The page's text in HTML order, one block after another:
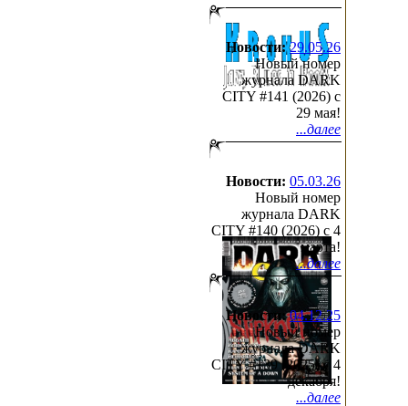
дописав альбом целиком. И
прозвучала в студии
профессионалов, готовых
проявились два
звукорежиссер студии
и мастерингу материала, и
Кипелова, которая
на лучший российский
музыка!". Ответ от лейбла
время записи пришлось
не игравшему на басу, но
говорится? Кто хочет, ищет
дополнительная информация
TERRA INC- Terra Inc
Новости:29.05.26
Новый номер
журнала DARK
CITY #141 (2026) c
29 мая!
...далее
Новости: 05.03.26
Новый номер
журнала DARK
CITY #140 (2026) c 4
марта!
...далее
Новости:04.12.25
Новый номер
журнала DARK
CITY #139 (2025) c 4
декабря!
...далее